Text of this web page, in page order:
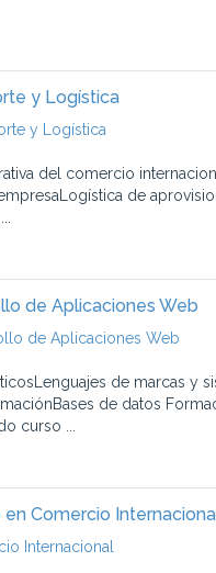
y Logística
y Logística
del comercio
de
de Aplicaciones Web
de Aplicaciones Web
de marcas y
de datos
curso ...
Comercio
Internacional